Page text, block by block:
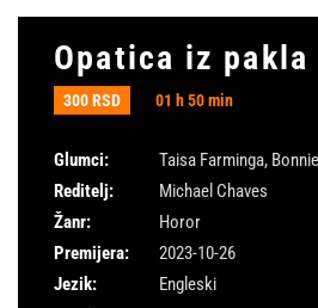
Opatica iz pakla
300 RSD 01 h 50 min
Glumci: Taisa Farminga,
Reditelj:
Michael Chaves
Žanr:
Horor
Premijera:
2023-10-26
Jezik:
Engleski